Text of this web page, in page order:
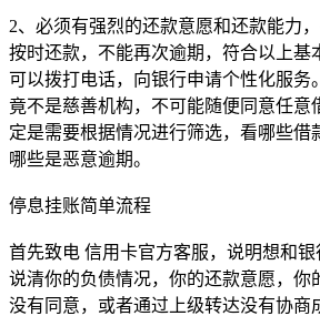
2、必须有强烈的还款意愿和还款能力
按时还款，不能再次逾期，符合以上基
可以拨打电话，向银行申请个性化服务
竟不是慈善机构，不可能随便同意任意
定是需要根据情况进行筛选，看哪些借
哪些是恶意逾期。
停息挂账简单流程
首先致电 信用卡官方客服，说明想和银
说清你的负债情况，你的还款意愿，你
没有同意，或者通过上级转达没有协商